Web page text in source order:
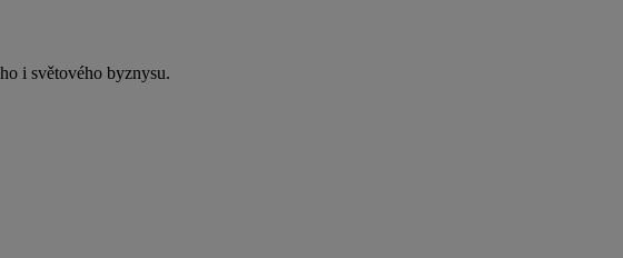
i světového byznysu.